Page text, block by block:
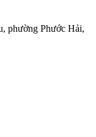
phường Phước Hải,